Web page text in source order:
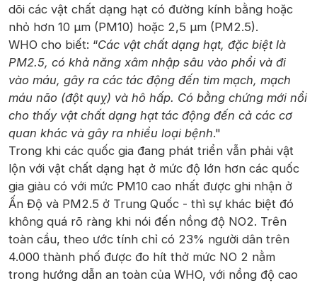
dõi các vật chất dạng hạt có đường kính bằng hoặc
nhỏ hơn 10 μm (PM10) hoặc 2,5 μm (PM2.5).
WHO cho biết: “Các vật chất dạng hạt, đặc biệt là
PM2.5, có khả năng xâm nhập sâu vào phổi và đi
vào máu, gây ra các tác động đến tim mạch, mạch
máu não (đột quỵ) và hô hấp. Có bằng chứng mới nổi
cho thấy vật chất dạng hạt tác động đến cả các cơ
quan khác và gây ra nhiều loại bệnh."
Trong khi các quốc gia đang phát triển vẫn phải vật
lộn với vật chất dạng hạt ở mức độ lớn hơn các quốc
gia giàu có với mức PM10 cao nhất được ghi nhận ở
Ấn Độ và PM2.5 ở Trung Quốc - thì sự khác biệt đó
không quá rõ ràng khi nói đến nồng độ NO2. Trên
toàn cầu, theo ước tính chỉ có 23% người dân trên
4.000 thành phố được đo hít thở mức NO 2 nằm
trong hướng dẫn an toàn của WHO, với nồng độ cao